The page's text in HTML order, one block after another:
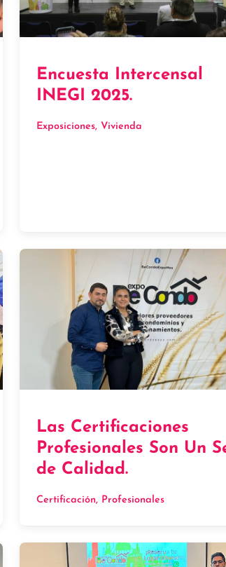
Encuesta Intercensal
INEGI 2025.
Exposiciones, Vivienda
Las Certificaciones
Profesionales Son Un
de Calidad.
Certificación, Profesionales